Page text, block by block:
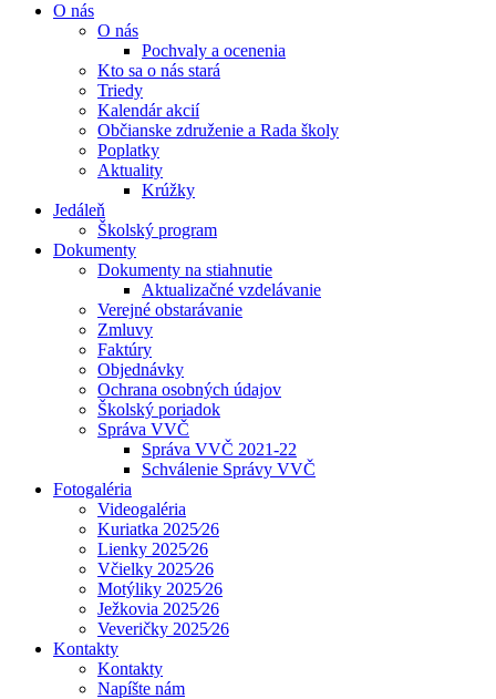
O nás
O nás
Pochvaly a ocenenia
Kto sa o nás stará
Triedy
Kalendár akcií
Občianske združenie a Rada školy
Poplatky
Aktuality
Krúžky
Jedáleň
Školský program
Dokumenty
Dokumenty na stiahnutie
Aktualizačné vzdelávanie
Verejné obstarávanie
Zmluvy
Faktúry
Objednávky
Ochrana osobných údajov
Školský poriadok
Správa VVČ
Správa VVČ 2021-22
Schválenie Správy VVČ
Fotogaléria
Videogaléria
Kuriatka 2025⁄26
Lienky 2025⁄26
Včielky 2025⁄26
Motýliky 2025⁄26
Ježkovia 2025⁄26
Veveričky 2025⁄26
Kontakty
Kontakty
Napíšte nám